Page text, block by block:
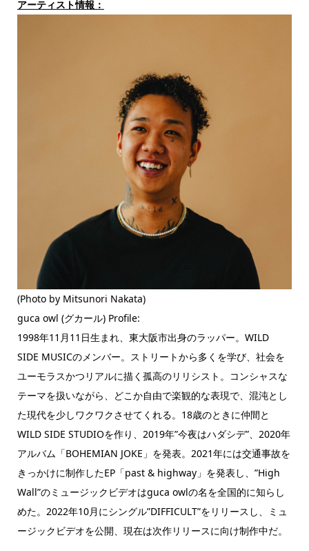
アーティスト情報：
(Photo by Mitsunori Nakata)
guca owl (グカール) Profile:
1998年11月11日生まれ、東大阪市出身のラッパー。WILD
SIDE MUSICのメンバー。ストリートから多くを学び、社会を
ユーモラスかつリアルに描く孤高のリリシスト。コンシャスな
テーマを扱いながら、どこか自由で楽観的な表現で、混沌とし
た現代を少しワクワクさせてくれる。18歳のときに仲間と
WILD SIDE STUDIOを作り、2019年”今夜はハダシデ”、2020年
アルバム「BOHEMIAN JOKE」を発表。2021年には交通事故を
きっかけに制作したEP「past & highway」を発表し、”High
Wall”のミュージックビデオはguca owlの名を全国的に知らし
めた。2022年10月にシングル”DIFFICULT”をリリースし、ミュ
ージックビデオを公開、現在は次作リリースに向け制作中だ。